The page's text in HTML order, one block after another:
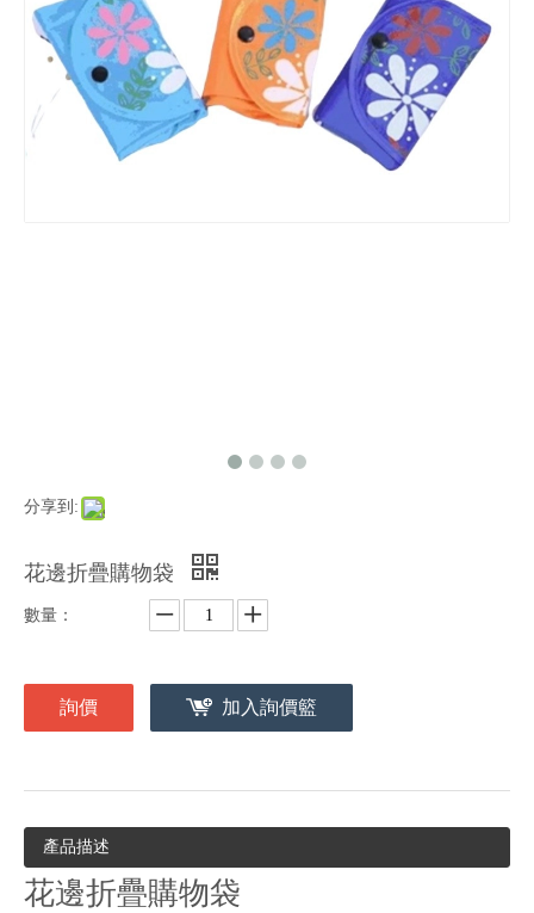
分享到:
花邊折疊購物袋
數量：
詢價 加入詢價籃
產品描述
花邊折疊購物袋